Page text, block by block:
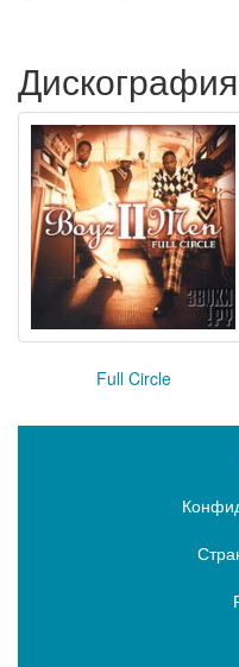
Дискография
Full Circle